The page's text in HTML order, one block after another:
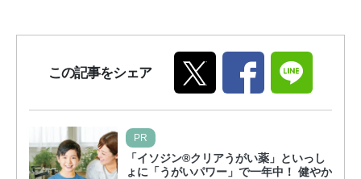
この記事をシェア
PR
「イソジン®クリアうがい薬」といっし
ょに「うがいパワー」で一年中！ 健やか